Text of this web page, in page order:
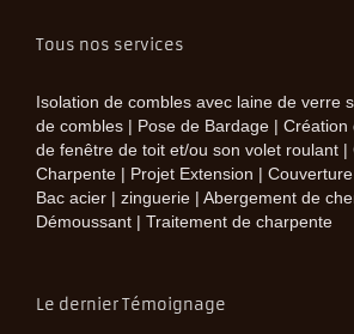
Tous nos services
Isolation de combles avec laine de verre
de combles | Pose de Bardage |
de fenêtre de toit et/ou son volet roulant |
Charpente | Projet Extension |
Bac acier | zinguerie | Abergement de
Démoussant | Traitement de charpente
Le dernier Témoignage